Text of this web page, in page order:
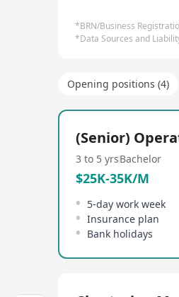
*BRN/Business
*Data Sources and
Opening positions (4)
(Senior)
3 to 5 yrsBachelor
$25K-35K/M
5-day work week
Insurance plan
Bank holidays